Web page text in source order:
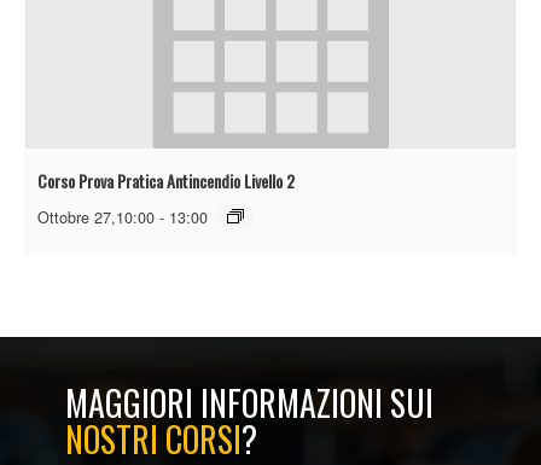
Corso Prova Pratica Antincendio Livello 2
Ottobre 27,10:00 - 13:00
MAGGIORI INFORMAZIONI SUI
NOSTRI CORSI?